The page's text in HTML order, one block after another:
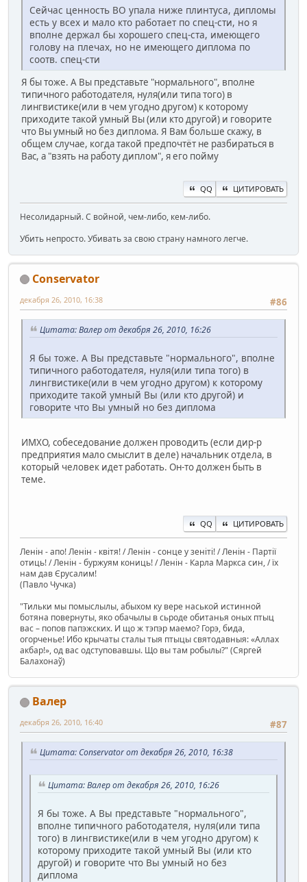
Сейчас ценность ВО упала ниже плинтуса, дипломы
есть у всех и мало кто работает по спец-сти, но я
вполне держал бы хорошего спец-ста, имеющего
голову на плечах, но не имеющего диплома по
соотв. спец-сти
Я бы тоже. А Вы представьте "нормального", вполне
типичного работодателя, нуля(или типа того) в
лингвистике(или в чем угодно другом) к которому
приходите такой умный Вы (или кто другой) и говорите
что Вы умный но без диплома. Я Вам больше скажу, в
общем случае, когда такой предпочтёт не разбираться в
Вас, а "взять на работу диплом", я его пойму
QQ ЦИТИРОВАТЬ
Несолидарный. С войной, чем-либо, кем-либо.
Убить непросто. Убивать за свою страну намного легче.
Conservator
#86
декабря 26, 2010, 16:38
Цитата: Валер от декабря 26, 2010, 16:26
Я бы тоже. А Вы представьте "нормального", вполне
типичного работодателя, нуля(или типа того) в
лингвистике(или в чем угодно другом) к которому
приходите такой умный Вы (или кто другой) и
говорите что Вы умный но без диплома
ИМХО, собеседование должен проводить (если дир-р
предприятия мало смыслит в деле) начальник отдела, в
который человек идет работать. Он-то должен быть в
теме.
QQ ЦИТИРОВАТЬ
Ленін - апо! Ленін - квітя! / Ленін - сонце у зеніті! / Ленін - Партії
отиць! / Ленін - буржуям кониць! / Ленін - Карла Маркса син, / їх
нам дав Єрусалим!
(Павло Чучка)
"Тильки мы помыслылы, абыхом ку вере наськой истинной
ботяна повернуты, яко обачылы в сьроде обитанья оных птыц
вас – попов папэжских. И що ж тэпэр маемо? Горэ, бида,
огорченье! Ибо крычаты сталы тыя птыцы святодавныя: «Аллах
акбар!», од вас одступовавшы. Що вы там робылы?" (Сяргей
Балахонаў)
Валер
#87
декабря 26, 2010, 16:40
Цитата: Conservator от декабря 26, 2010, 16:38
Цитата: Валер от декабря 26, 2010, 16:26
Я бы тоже. А Вы представьте "нормального",
вполне типичного работодателя, нуля(или типа
того) в лингвистике(или в чем угодно другом) к
которому приходите такой умный Вы (или кто
другой) и говорите что Вы умный но без
диплома